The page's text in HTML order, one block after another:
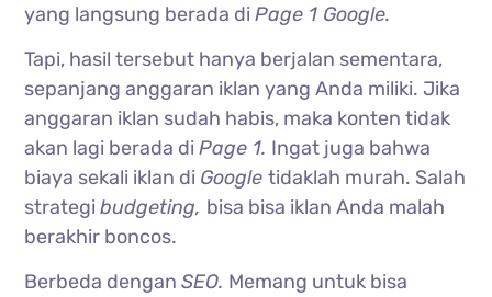
yang langsung berada diPage 1 Google.
Tapi, hasil tersebut hanya berjalan sementara,
sepanjang anggaran iklan yang Anda miliki. Jika
anggaran iklan sudah habis, maka konten tidak
akan lagi berada diPage 1. Ingat juga bahwa
biaya sekali iklan di Googletidaklah murah. Salah
strategibudgeting, bisa bisa iklan Anda malah
berakhir boncos.
Berbeda denganSEO. Memang untuk bisa